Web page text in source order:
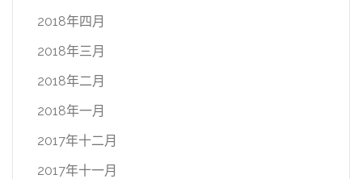
2018年四月
2018年三月
2018年二月
2018年一月
2017年十二月
2017年十一月